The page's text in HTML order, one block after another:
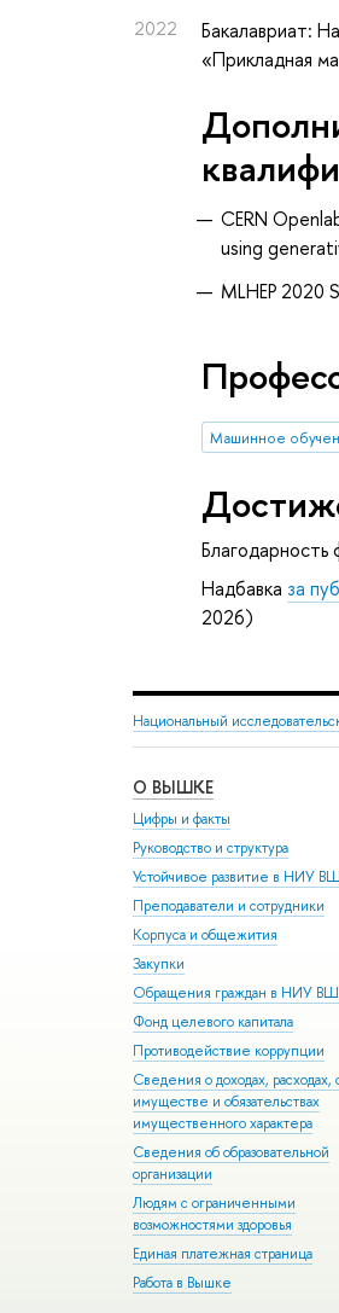
2022
Бакалавриат:
«Прикладная
CERN
using
MLHEP 2020
Машинное
Надбавка за
2026)
Национальный
О ВЫШКЕ
Цифры и факты
Руководство и структура
Устойчивое развитие в НИУ
Преподаватели и сотрудники
Корпуса и общежития
Закупки
Обращения граждан в НИУ
Фонд целевого капитала
Противодействие коррупции
Сведения о доходах, расходах,
имуществе и обязательствах
имущественного характера
Сведения об образовательной
организации
Людям с ограниченными
возможностями здоровья
Единая платежная страница
Работа в Вышке